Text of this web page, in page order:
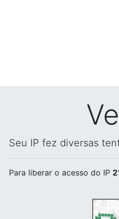
Seu IP fez diversas
Para liberar o acesso do IP